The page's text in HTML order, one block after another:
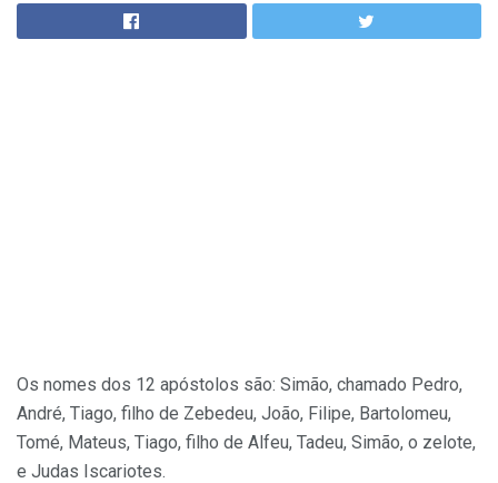
Os nomes dos 12 apóstolos são: Simão, chamado Pedro,
André, Tiago, filho de Zebedeu, João, Filipe, Bartolomeu,
Tomé, Mateus, Tiago, filho de Alfeu, Tadeu, Simão, o zelote,
e Judas Iscariotes.